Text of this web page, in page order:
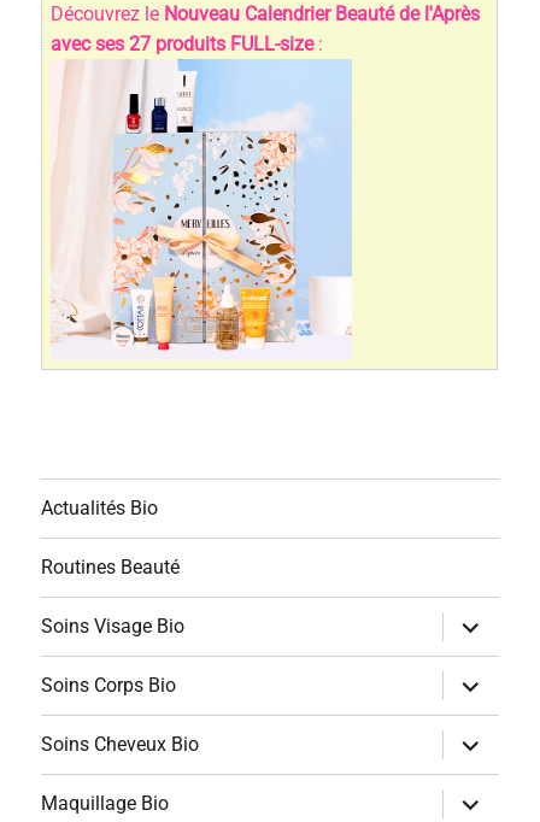
Découvrez le Nouveau Calendrier Beauté de l'Après
avec ses 27 produits FULL-size:
Actualités Bio
Routines Beauté
Soins Visage Bio
ouvrir
le
sous-
menu
Soins Corps Bio
ouvrir
le
sous-
menu
Soins Cheveux Bio
ouvrir
le
sous-
menu
Maquillage Bio
ouvrir